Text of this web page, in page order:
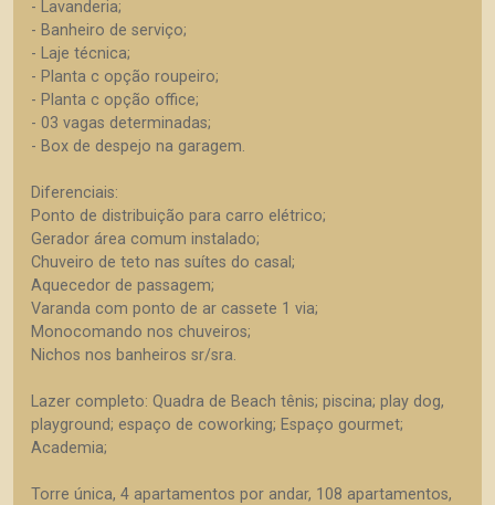
- Lavanderia;
- Banheiro de serviço;
- Laje técnica;
- Planta c opção roupeiro;
- Planta c opção office;
- 03 vagas determinadas;
- Box de despejo na garagem.
Diferenciais:
Ponto de distribuição para carro elétrico;
Gerador área comum instalado;
Chuveiro de teto nas suítes do casal;
Aquecedor de passagem;
Varanda com ponto de ar cassete 1 via;
Monocomando nos chuveiros;
Nichos nos banheiros sr/sra.
Lazer completo: Quadra de Beach tênis; piscina; play dog,
playground; espaço de coworking; Espaço gourmet;
Academia;
Torre única, 4 apartamentos por andar, 108 apartamentos,